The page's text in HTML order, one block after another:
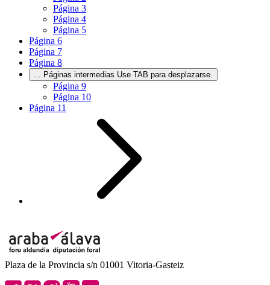
Página 3
Página 4
Página 5
Página 6
Página 7
Página 8
Páginas intermedias Use TAB para desplazarse.
Página 9
Página 10
Página 11
Plaza de la Provincia s/n 01001 Vitoria-Gasteiz